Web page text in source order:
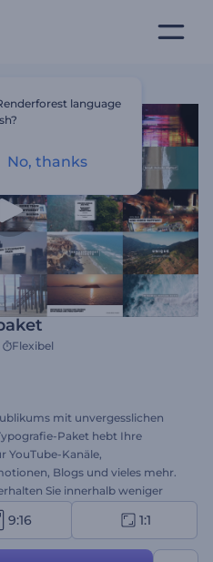
Flexibel
mit unvergesslichen
Paket hebt Ihre
YouTube-Kanäle,
Blogs und vieles mehr.
Sie innerhalb weniger
Typografie-Video. Erstellen
Videobotschaft!
9:16 1:1
language
No, thanks